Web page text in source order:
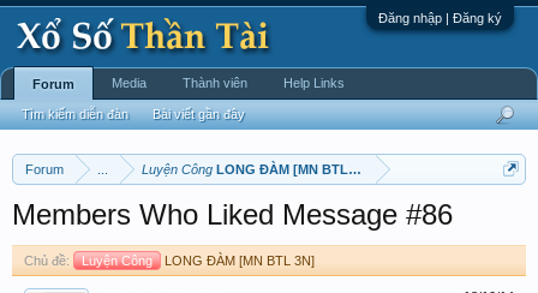
Đăng nhập | Đăng ký
Forum Luyện Công LONG ĐÀM [MN BTL 3N]
Members Who Liked Message #86
Chủ đề: Luyện Công LONG ĐÀM [MN BTL 3N]
Forum
Tìm kiếm diễn đàn Bài viết gần đây
Media Thành viên Help Links